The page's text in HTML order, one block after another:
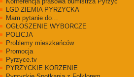
LGD ZIEMIA PYRZYCKA
Mam pytanie do…
OGŁOSZENIE WYBORCZE
POLICJA
Problemy mieszkańców
Promocja
Pyrzyce.tv
PYRZYCKIE KORZENIE